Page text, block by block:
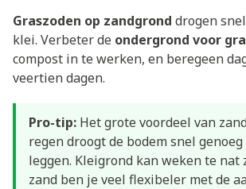
Graszoden op zandgrond drogen
klei. Verbeter de ondergrond voor
compost in te werken, en beregeen
veertien dagen.
Pro-tip: Het grote voordeel van
regen droogt de bodem snel
leggen. Kleigrond kan weken te
zand ben je veel flexibeler met de